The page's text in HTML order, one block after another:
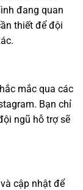
đang quan
thiết để đội
mắc qua các
Bạn chỉ
ngũ hỗ trợ sẽ
cập nhật để